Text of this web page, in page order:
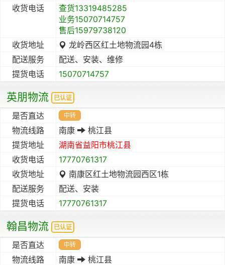
收货电话
查货13319485285
业务15070714757
售后15979738120
收货地址
龙岭西区红土地物流园4栋
配送服务
配送、安装、维修
提货电话
15070714757
英朋物流 已认证
是否直达 中转
物流线路 南康
桃江县
提货地址
湖南省益阳市桃江县
收货电话
17770761317
收货地址
南康区红土地物流园西区1栋
配送服务
配送、安装
提货电话
17770761317
翰昌物流 已认证
是否直达 中转
物流线路 南康
桃江县